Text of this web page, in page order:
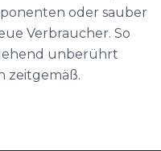
oder sauber
Verbraucher. So
unberührt
zeitgemäß.